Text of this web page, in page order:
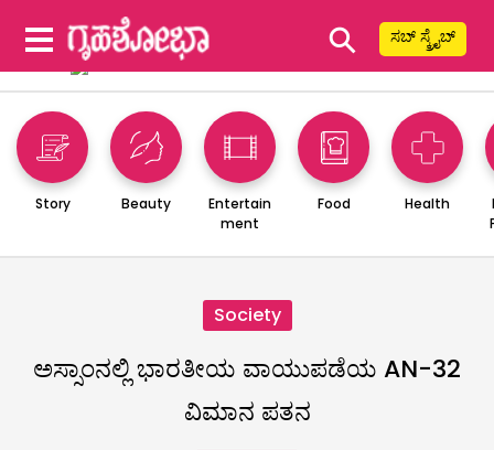
⚲ ಸಬ್ ಸ್ಕ್ರೈಬ್
Story Beauty
Entertain
ment
Food Health
Society
ಅಸ್ಸಾಂನಲ್ಲಿ ಭಾರತೀಯ ವಾಯುಪಡೆಯ AN-32
ವಿಮಾನ ಪತನ